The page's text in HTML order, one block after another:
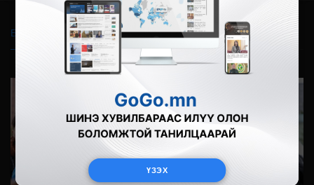
ҮЗЭХ
Бүгд Фото Видео Зурган өгүүлэмж